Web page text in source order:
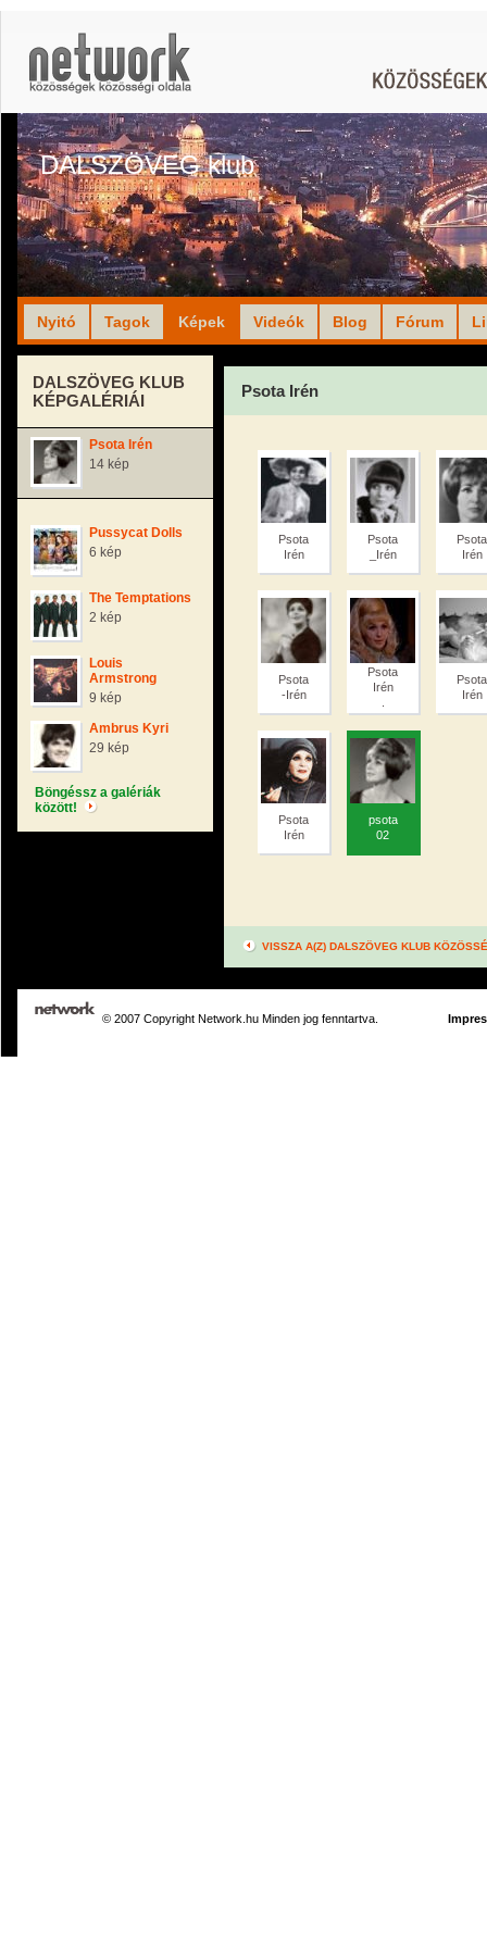
DALSZÖVEG klub
Nyitó Tagok Képek Videók Blog Fórum
DALSZÖVEG KLUB
KÉPGALÉRIÁI
Psota Irén
14 kép
Pussycat Dolls
6 kép
The Temptations
2 kép
Louis
Armstrong
9 kép
Ambrus Kyri
29 kép
Böngéssz a galériák
között!
Psota Irén
Psota
Irén
Psota
_Irén
Psota
Irén
Psota
-Irén
Psota
Irén
Psota
Irén
Psota
Irén
psota
02
VISSZA A(Z) DALSZÖVEG KLUB
© 2007 Copyright Network.hu Minden jog fenntartva.